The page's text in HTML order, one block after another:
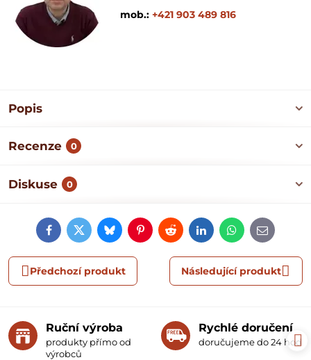
mob.: +421 903 489 816
Popis
Recenze 0
Diskuse 0
FacebookTwitterBlueskyPinterestRedditLinkedInWhatsApp
E-
mail
Předchozí produkt Následující produkt
Ruční výroba
produkty přímo od
výrobců
Rychlé doručení
doručujeme do 24 hodin